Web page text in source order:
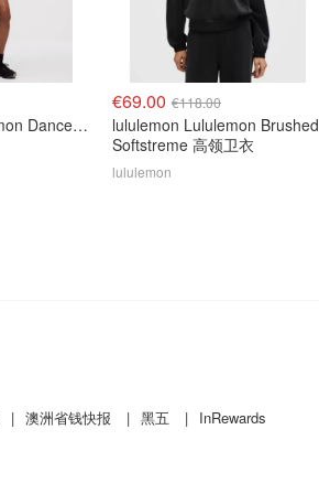
lululemon Lululemon Dance Studio 高腰短裤 3.5英寸
€69.00 €118.00
lululemon Lululemon Brushed
Softstreme 高领卫衣
lululemon
| 澳洲省钱快报 | 黑五 | InRewards